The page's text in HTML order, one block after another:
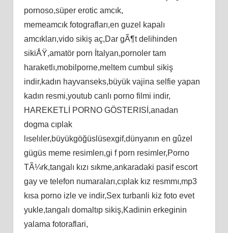
pornoso,süper erotic amcık,
memeamcık fotografları,en guzel kapalı
amcıkları,vido sikiş aç,Dar gÃ¶t delihinden
sikiÅŸ,amatör porn İtalyan,pornoler tam
haraketlı,mobilporne,meltem cumbul sikiş
indir,kadın hayvanseks,büyük vajina selfie yapan
kadın resmi,youtub canlı porno filmi indir,
HAREKETLİ PORNO GÖSTERISİ,anadan
dogma cıplak
lıselıler,büyükgöğüslüsexgif,dünyanın en gûzel
gügüs meme resimlerı,gi f porn resimler,Porno
TÃ¼rk,tangalı kızı sıkme,ankaradaki pasif escort
gay ve telefon numaraları,cıplak kız resmmı,mp3
kısa porno izle ve indir,Sex turbanli kiz foto evet
yukle,tangalı domaltıp sikiş,Kadinin erkeginin
yalama fotoraflari,